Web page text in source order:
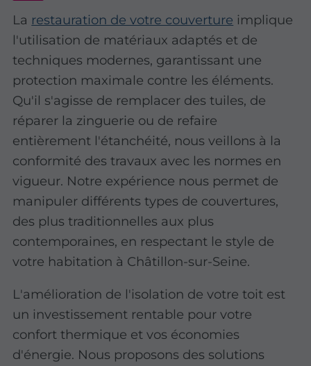
La restauration de votre couverture implique
l'utilisation de matériaux adaptés et de
techniques modernes, garantissant une
protection maximale contre les éléments.
Qu'il s'agisse de remplacer des tuiles, de
réparer la zinguerie ou de refaire
entièrement l'étanchéité, nous veillons à la
conformité des travaux avec les normes en
vigueur. Notre expérience nous permet de
manipuler différents types de couvertures,
des plus traditionnelles aux plus
contemporaines, en respectant le style de
votre habitation à Châtillon-sur-Seine.
L'amélioration de l'isolation de votre toit est
un investissement rentable pour votre
confort thermique et vos économies
d'énergie. Nous proposons des solutions